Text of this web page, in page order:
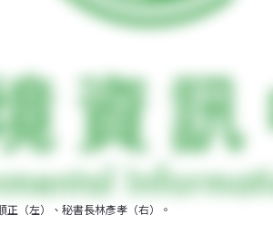
（左）、秘書長林彥孝（右）。